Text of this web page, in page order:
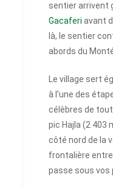
sentier arrivent
Gacaferi avant
là, le sentier
abords du
Le village sert
à l'une des
célèbres de
pic Hajla (2 403
côté nord de la
frontalière
passe sous vos